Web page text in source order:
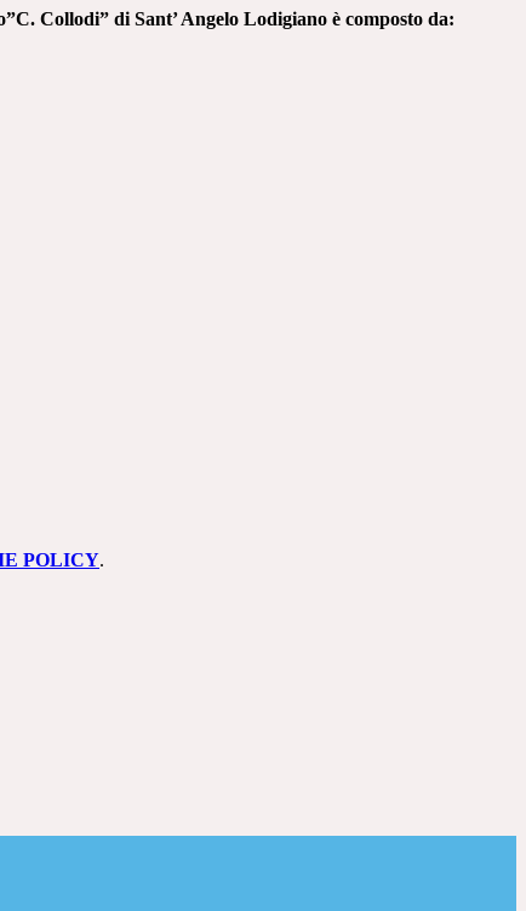
Collodi” di Sant’ Angelo Lodigiano è composto da:
POLICY.